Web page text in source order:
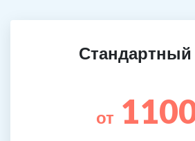
Стандартный
от